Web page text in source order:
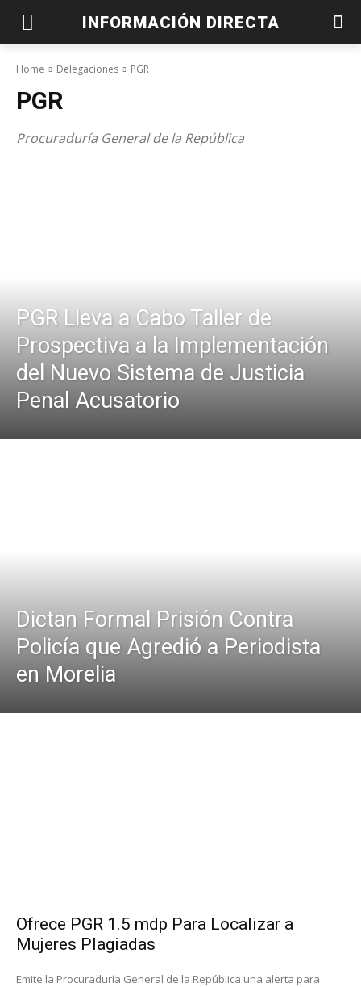
INFORMACIÓN DIRECTA
Home Delegaciones PGR
PGR
Procuraduría General de la República
PGR Lleva a Cabo Taller de
Prospectiva a la Implementación
del Nuevo Sistema de Justicia
Penal Acusatorio
Dictan Formal Prisión Contra
Policía que Agredió a Periodista
en Morelia
Ofrece PGR 1.5 mdp Para Localizar a
Mujeres Plagiadas
Emite la Procuraduría General de la República una alerta para